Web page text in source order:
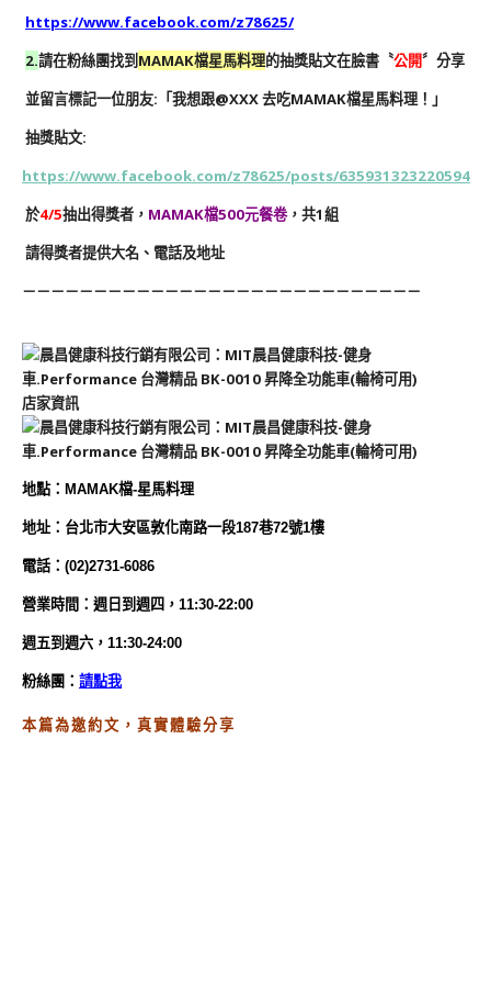
https://www.facebook.com/z78625/
2.請在粉絲團找到 MAMAK檔星馬料理的抽獎貼文在臉書 〝公開〞 分享
並留言標記一位朋友:「我想跟@XXX 去吃MAMAK檔星馬料理 ！」
抽獎貼文:
https://www.facebook.com/z78625/posts/635931323220594
於4/5抽出得獎者， MAMAK檔500元餐卷，共1組
請得獎者提供大名、電話及地址
－－－－－－－－－－－－－－－－－－－－－－－－－－－－
店家資訊
地點： MAMAK檔-星馬料理
地址：台北市大安區敦化南路一段187巷72號1樓
電話：(02)2731-6086
營業時間： 週日到週四，11:30-22:00
週五到週六，11:30-24:00
粉絲團： 請點我
本篇為邀約文，真實體驗分享